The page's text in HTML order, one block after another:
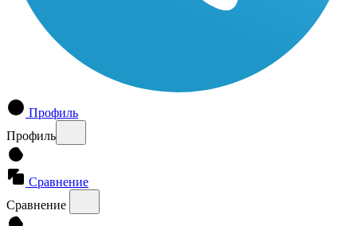
Профиль
Профиль
Сравнение
Сравнение